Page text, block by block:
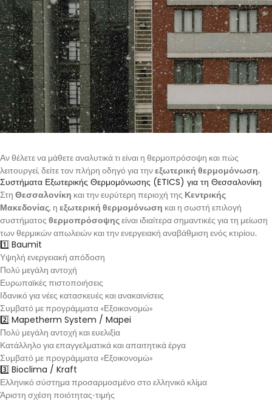
Αν θέλετε να μάθετε αναλυτικά τι είναι η θερμοπρόσοψη και πώς
λειτουργεί, δείτε τον πλήρη οδηγό για τηνεξωτερική θερμομόνωση.
Συστήματα Εξωτερικής Θερμομόνωσης (ETICS) για τη Θεσσαλονίκη
Στη Θεσσαλονίκη και την ευρύτερη περιοχή της Κεντρικής
Μακεδονίας, η εξωτερική θερμομόνωση και η σωστή επιλογή
συστήματος θερμοπρόσοψηςείναι ιδιαίτερα σημαντικές για τη μείωση
των θερμικών απωλειών και την ενεργειακή αναβάθμιση ενός κτιρίου.
1️⃣ Baumit
Υψηλή ενεργειακή απόδοση
Πολύ μεγάλη αντοχή
Ευρωπαϊκές πιστοποιήσεις
Ιδανικό για νέες κατασκευές και ανακαινίσεις
Συμβατό με προγράμματα «Εξοικονομώ»
2️⃣ Mapetherm System / Mapei
Πολύ μεγάλη αντοχή και ευελιξία
Κατάλληλο για επαγγελματικά και απαιτητικά έργα
Συμβατό με προγράμματα «Εξοικονομώ»
3️⃣ Bioclima / Kraft
Ελληνικό σύστημα προσαρμοσμένο στο ελληνικό κλίμα
Άριστη σχέση ποιότητας-τιμής